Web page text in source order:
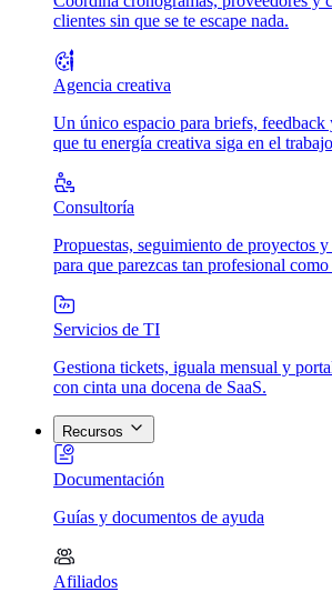
clientes sin que se te escape nada.
Agencia creativa
Un único espacio para briefs, feedback
que tu energía creativa siga en el
Consultoría
Propuestas, seguimiento de proyectos
para que parezcas tan profesional
Servicios de TI
Gestiona tickets, iguala mensual y
con cinta una docena de SaaS.
Recursos
Documentación
Guías y documentos de ayuda
Afiliados